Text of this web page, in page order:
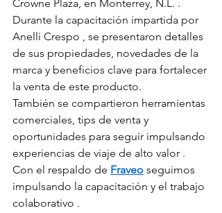
Crowne Plaza, en Monterrey, N.L. .
Durante la capacitación impartida por
Anelli Crespo , se presentaron detalles
de sus propiedades, novedades de la
marca y beneficios clave para fortalecer
la venta de este producto.
También se compartieron herramientas
comerciales, tips de venta y
oportunidades para seguir impulsando
experiencias de viaje de alto valor .
Con el respaldo de Fraveo seguimos
impulsando la capacitación y el trabajo
colaborativo .